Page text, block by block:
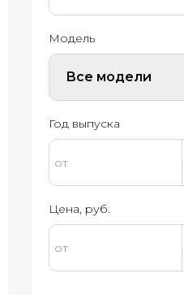
Модель
Все модели
Год выпуска
Цена, руб.